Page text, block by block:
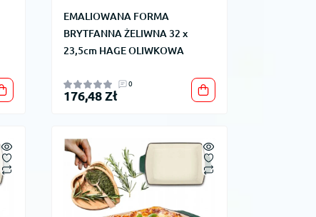
EMALIOWANA FORMA
BRYTFANNA ŻELIWNA 32 x
23,5cm HAGE OLIWKOWA
0
176,48 Zł